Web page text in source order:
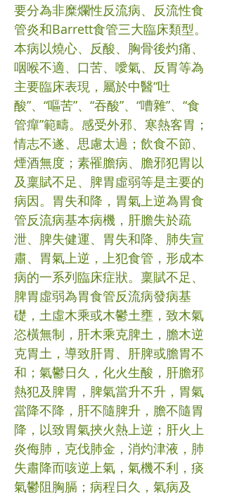
要分為非糜爛性反流病、反流性食
管炎和Barrett食管三大臨床類型。
本病以燒心、反酸、胸骨後灼痛、
咽喉不適、口苦、噯氣、反胃等為
主要臨床表現，屬於中醫“吐
酸”、“嘔苦”、“吞酸”、“嘈雜”、“食
管癉”範疇。感受外邪、寒熱客胃；
情志不遂、思慮太過；飲食不節、
煙酒無度；素罹膽病、膽邪犯胃以
及稟賦不足、脾胃虛弱等是主要的
病因。胃失和降，胃氣上逆為胃食
管反流病基本病機，肝膽失於疏
泄、脾失健運、胃失和降、肺失宣
肅、胃氣上逆，上犯食管，形成本
病的一系列臨床症狀。稟賦不足、
脾胃虛弱為胃食管反流病發病基
礎，土虛木乘或木鬱土壅，致木氣
恣橫無制，肝木乘克脾土，膽木逆
克胃土，導致肝胃、肝脾或膽胃不
和；氣鬱日久，化火生酸，肝膽邪
熱犯及脾胃，脾氣當升不升，胃氣
當降不降，肝不隨脾升，膽不隨胃
降，以致胃氣挾火熱上逆；肝火上
炎侮肺，克伐肺金，消灼津液，肺
失肅降而咳逆上氣，氣機不利，痰
氣鬱阻胸膈；病程日久，氣病及